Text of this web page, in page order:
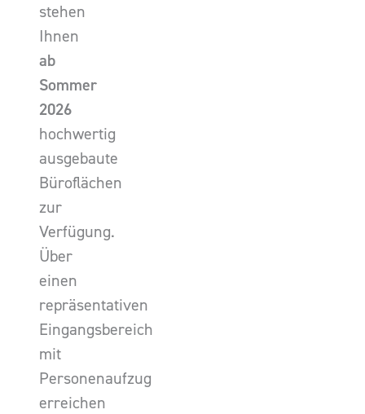
stehen
Ihnen
ab
Sommer
2026
hochwertig
ausgebaute
Büroflächen
zur
Verfügung.
Über
einen
repräsentativen
Eingangsbereich
mit
Personenaufzug
erreichen